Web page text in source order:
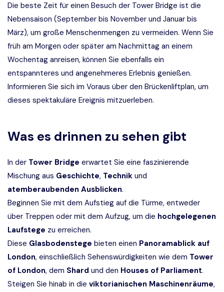
Die beste Zeit für einen Besuch der Tower Bridge ist die
Nebensaison (September bis November und Januar bis
März), um große Menschenmengen zu vermeiden. Wenn Sie
früh am Morgen oder später am Nachmittag an einem
Wochentag anreisen, können Sie ebenfalls ein
entspannteres und angenehmeres Erlebnis genießen.
Informieren Sie sich im Voraus über den Brückenliftplan, um
dieses spektakuläre Ereignis mitzuerleben.
Was es drinnen zu sehen gibt
In der Tower Bridge erwartet Sie eine faszinierende
Mischung aus Geschichte, Technik und
atemberaubenden Ausblicken.
Beginnen Sie mit dem Aufstieg auf die Türme, entweder
über Treppen oder mit dem Aufzug, um die hochgelegenen
Laufstege zu erreichen.
Diese Glasbodenstege bieten einen Panoramablick auf
London, einschließlich Sehenswürdigkeiten wie dem Tower
of London, dem Shard und den Houses of Parliament.
Steigen Sie hinab in die viktorianischen Maschinenräume,